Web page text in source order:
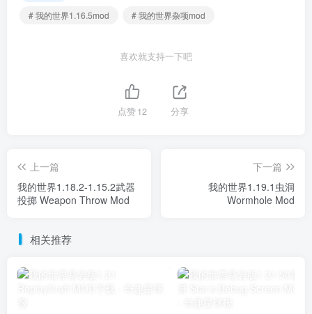
# 我的世界1.16.5mod
# 我的世界杂项mod
喜欢就支持一下吧
点赞12 分享
上一篇
我的世界1.18.2-1.15.2武器
投掷 Weapon Throw Mod
下一篇
我的世界1.19.1虫洞
Wormhole Mod
相关推荐